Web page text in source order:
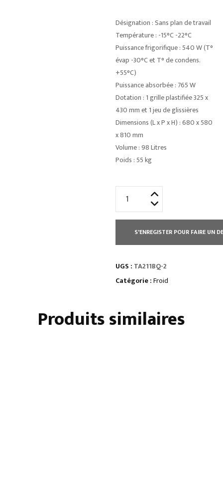
Désignation : Sans plan de travail
Température : -15°C -22°C
Puissance frigorifique : 540 W (T°
évap -30°C et T° de condens.
+55°C)
Puissance absorbée : 765 W
Dotation : 1 grille plastifiée 325 x
430 mm et 1 jeu de glissières
Dimensions (L x P x H) : 680 x 580
x 810 mm
Volume : 98 Litres
Poids : 55 kg
TABLE
RÉFRIGÉRÉE
PROF
NEGATIVE
4
S'ENREGISTER POUR FAIRE UN
UGS : TA211BQ-2
Catégorie :Froid
Produits similaires